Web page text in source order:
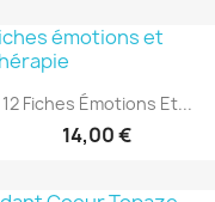
Aperçu rapide
12 Fiches Émotions Et...
14,00 €